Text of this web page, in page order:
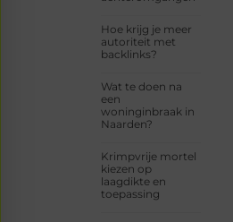
Hoe krijg je meer
autoriteit met
backlinks?
Wat te doen na
een
woninginbraak in
Naarden?
Krimpvrije mortel
kiezen op
laagdikte en
toepassing